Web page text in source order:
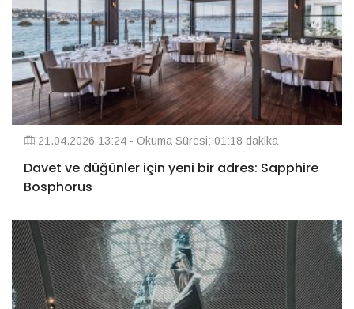
21.04.2026 13:24 - Okuma Süresi: 01:18 dakika
Davet ve düğünler için yeni bir adres: Sapphire
Bosphorus